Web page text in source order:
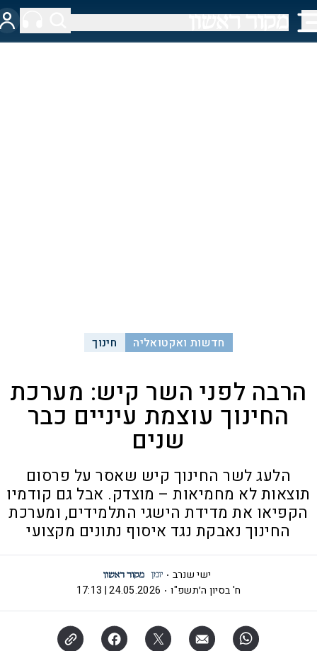
חדשות ואקטואליה חינוך
הרבה לפני השר קיש: מערכת
החינוך עוצמת עיניים כבר
שנים
הלעג לשר החינוך קיש שאסר על פרסום
תוצאות לא מחמיאות – מוצדק. אבל גם קודמיו
הקפיאו את מדידת הישגי התלמידים, ומערכת
החינוך נאבקת נגד איסוף נתונים מקצועי
ישי שנרב
ח' בסיון ה׳תשפ"ו
24.05.2026 | 17:13